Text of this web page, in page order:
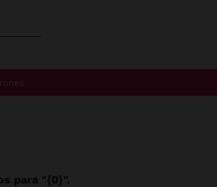
para "{0}".